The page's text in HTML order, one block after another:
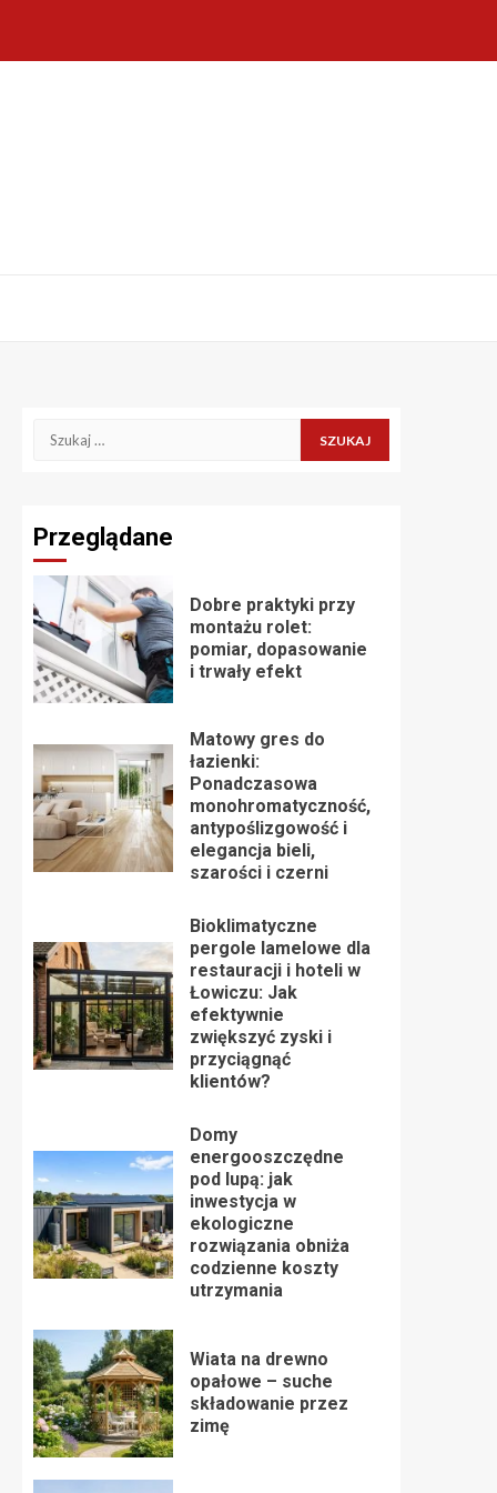
Szukaj:
Przeglądane
Dobre praktyki przy
montażu rolet:
pomiar, dopasowanie
i trwały efekt
Matowy gres do
łazienki:
Ponadczasowa
monohromatyczność,
antypoślizgowość i
elegancja bieli,
szarości i czerni
Bioklimatyczne
pergole lamelowe dla
restauracji i hoteli w
Łowiczu: Jak
efektywnie
zwiększyć zyski i
przyciągnąć
klientów?
Domy
energooszczędne
pod lupą: jak
inwestycja w
ekologiczne
rozwiązania obniża
codzienne koszty
utrzymania
Wiata na drewno
opałowe – suche
składowanie przez
zimę